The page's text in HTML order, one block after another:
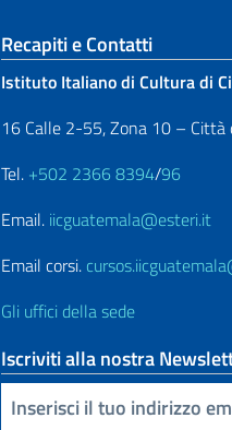
Sezione
Recapiti e Contatti
Istituto Italiano di Cultura di
16 Calle 2-55, Zona 10 – Città
Tel. +502 2366 8394/96
Email. iicguatemala@esteri.it
Email corsi.
Gli uffici della sede
Iscriviti alla nostra
Inserisci la tua email